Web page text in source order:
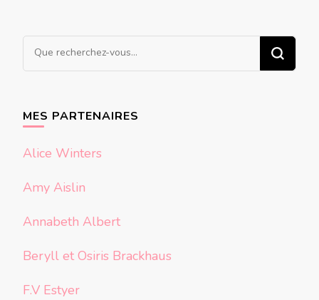
Vous
recherchiez
MES PARTENAIRES
Alice Winters
Amy Aislin
Annabeth Albert
Beryll et Osiris Brackhaus
F.V Estyer